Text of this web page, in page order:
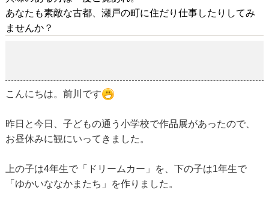
あなたも素敵な古都、瀬戸の町に住だり仕事したりしてみ
ませんか？
こんにちは。前川です
昨日と今日、子どもの通う小学校で作品展があったので、
お昼休みに観にいってきました。
上の子は4年生で「ドリームカー」を、下の子は1年生で
「ゆかいななかまたち」を作りました。